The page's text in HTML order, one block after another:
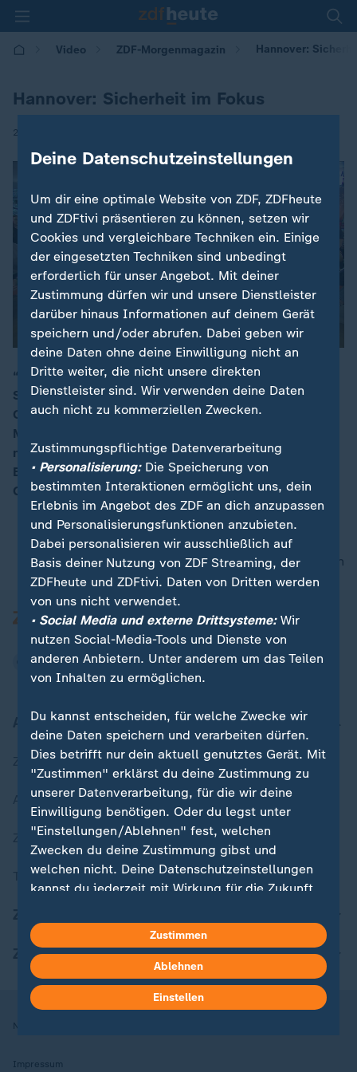
Video ZDF-Morgenmagazin Hannover:
Hannover: Sicherheit im Fokus
29.05.2026 | 05:30
“Wir können ja nicht das Gefühl der Menschen mit
Statistiken wegignorieren“, so Gwendolin von der
Osten, Polizeipräsidentin Hannover. Gerade bei
Menschen mit Migrationshintergund sei der Wunsch
nach einer "fairen, respekvollen und gleichen
Behandlung" stark, sagt Anwar Hadeed,
Geschäftsführer AG Migrantinnen und Migranten.
nach oben
Aktuell bei ZDFheute
Zuletzt veröffentlicht
Aktuelle Sendungs-Videos
ZDFheute Stories
Themen im Überblick
ZDFheute Apps
Nutzungsbedingungen
Impressum
Deine Datenschutzeinstellungen
Um dir eine optimale Website von ZDF, ZDFheute
und ZDFtivi präsentieren zu können, setzen wir
Cookies und vergleichbare Techniken ein. Einige
der eingesetzten Techniken sind unbedingt
erforderlich für unser Angebot. Mit deiner
Zustimmung dürfen wir und unsere Dienstleister
darüber hinaus Informationen auf deinem Gerät
speichern und/oder abrufen. Dabei geben wir
deine Daten ohne deine Einwilligung nicht an
Dritte weiter, die nicht unsere direkten
Dienstleister sind. Wir verwenden deine Daten
auch nicht zu kommerziellen Zwecken.
Zustimmungspflichtige Datenverarbeitung
• Personalisierung:Die Speicherung von
bestimmten Interaktionen ermöglicht uns, dein
Erlebnis im Angebot des ZDF an dich anzupassen
und Personalisierungsfunktionen anzubieten.
Dabei personalisieren wir ausschließlich auf
Basis deiner Nutzung von ZDF Streaming, der
ZDFheute und ZDFtivi. Daten von Dritten werden
von uns nicht verwendet.
• Social Media und externe Drittsysteme:Wir
nutzen Social-Media-Tools und Dienste von
anderen Anbietern. Unter anderem um das Teilen
von Inhalten zu ermöglichen.
Du kannst entscheiden, für welche Zwecke wir
deine Daten speichern und verarbeiten dürfen.
Dies betrifft nur dein aktuell genutztes Gerät. Mit
"Zustimmen" erklärst du deine Zustimmung zu
unserer Datenverarbeitung, für die wir deine
Einwilligung benötigen. Oder du legst unter
"Einstellungen/Ablehnen" fest, welchen
Zwecken du deine Zustimmung gibst und
welchen nicht. Deine Datenschutzeinstellungen
kannst du jederzeit mit Wirkung für die Zukunft
Hier findest du das Impressum.
Weitere Informationen findest du in unserer
Datenschutzerklärung.
Zustimmen
Ablehnen
Einstellen